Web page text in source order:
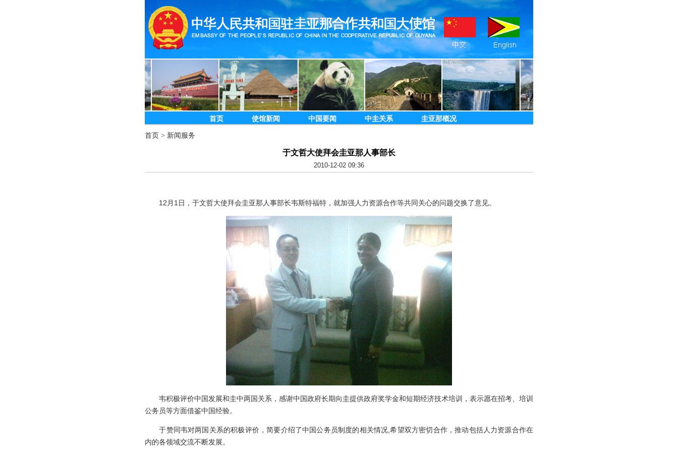
首页 使馆新闻 中国要闻 中圭关系 圭亚那概况
首页 > 新闻服务
于文哲大使拜会圭亚那人事部长
2010-12-02 09:36
12月1日，于文哲大使拜会圭亚那人事部长韦斯特福特，就加强人力资源合作等共同关心的问题交换了意见。
韦积极评价中国发展和圭中两国关系，感谢中国政府长期向圭提供政府奖学金和短期经济技术培训，表示愿在招考、培训
公务员等方面借鉴中国经验。
于赞同韦对两国关系的积极评价，简要介绍了中国公务员制度的相关情况,希望双方密切合作，推动包括人力资源合作在
内的各领域交流不断发展。